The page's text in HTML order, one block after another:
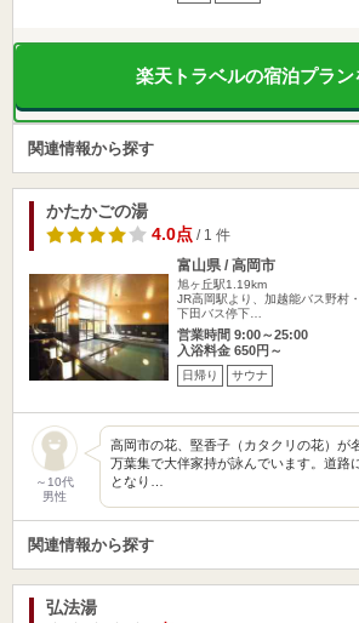
楽天トラベルの宿泊プラン
関連情報から探す
かたかごの湯
4.0点/ 1 件
富山県 / 高岡市
旭ヶ丘駅1.19km
JR高岡駅より、加越能バス野村
下田バス停下…
営業時間 9:00～25:00
入浴料金 650円～
日帰り サウナ
～10代
男性
高岡市の花、堅香子（カタクリの花）が
万葉集で大伴家持が詠んでいます。道路
となり…
関連情報から探す
弘法湯